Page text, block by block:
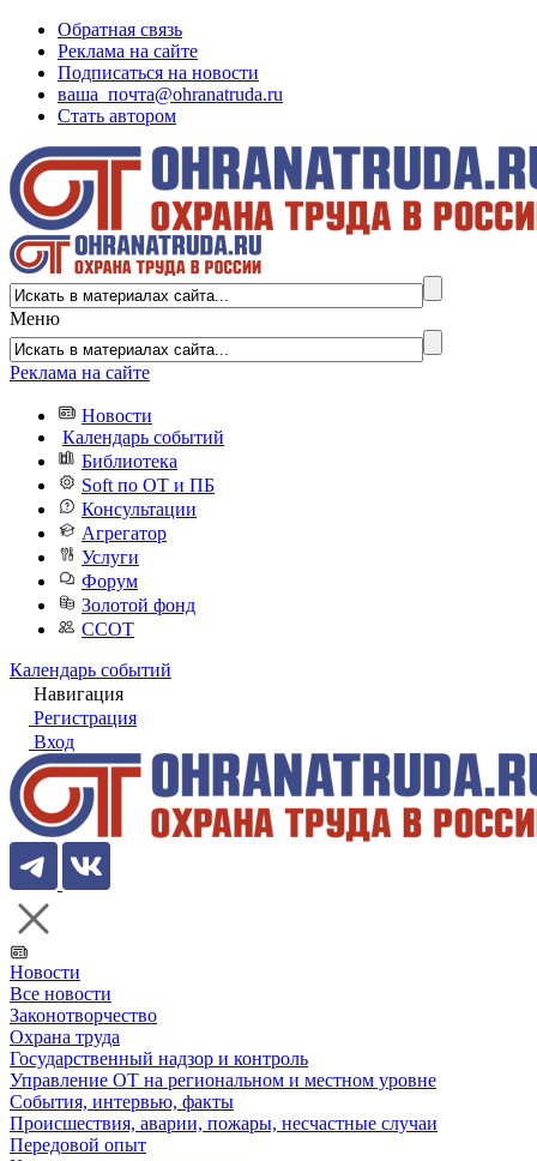
Обратная связь
Реклама на сайте
Подписаться на новости
ваша_почта@ohranatruda.ru
Стать автором
Меню
Реклама на сайте
Новости
Календарь событий
Библиотека
Soft по ОТ и ПБ
Консультации
Агрегатор
Услуги
Форум
Золотой фонд
ССОТ
Календарь событий
Навигация
Регистрация
Вход
Новости
Все новости
Законотворчество
Охрана труда
Государственный надзор и контроль
Управление ОТ на региональном и местном уровне
События, интервью, факты
Происшествия, аварии, пожары, несчастные случаи
Передовой опыт